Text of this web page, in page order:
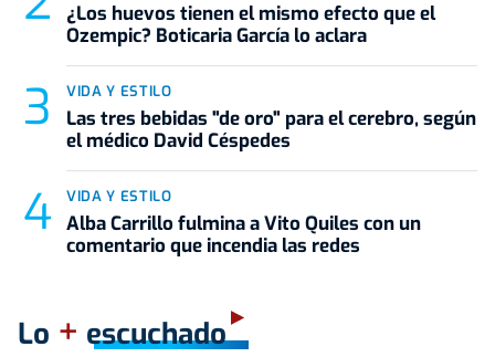
¿Los huevos tienen el mismo efecto que el
Ozempic? Boticaria García lo aclara
VIDA Y ESTILO
Las tres bebidas "de oro" para el cerebro, según
el médico David Céspedes
VIDA Y ESTILO
Alba Carrillo fulmina a Vito Quiles con un
comentario que incendia las redes
Lo + escuchado